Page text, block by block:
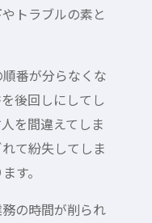
トラブルの素と
番が分らなくな
後回しにしてし
を間違えてしま
て紛失してしま
す。
の時間が削られ